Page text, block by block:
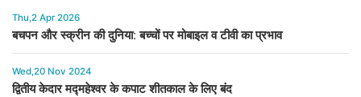
Thu,2 Apr 2026
बचपन और स्क्रीन की दुनिया: बच्चों पर मोबाइल व टीवी का प्रभाव
Wed,20 Nov 2024
द्वितीय केदार मद्महेश्वर के कपाट शीतकाल के लिए बंद